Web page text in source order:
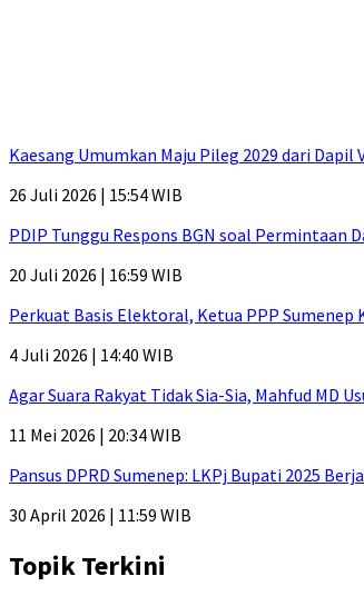
Kaesang Umumkan Maju Pileg 2029 dari Dapil
26 Juli 2026 | 15:54 WIB
PDIP Tunggu Respons BGN soal Permintaan
20 Juli 2026 | 16:59 WIB
Perkuat Basis Elektoral, Ketua PPP Sumenep
4 Juli 2026 | 14:40 WIB
Agar Suara Rakyat Tidak Sia-Sia, Mahfud MD
11 Mei 2026 | 20:34 WIB
Pansus DPRD Sumenep: LKPj Bupati 2025
30 April 2026 | 11:59 WIB
Topik Terkini